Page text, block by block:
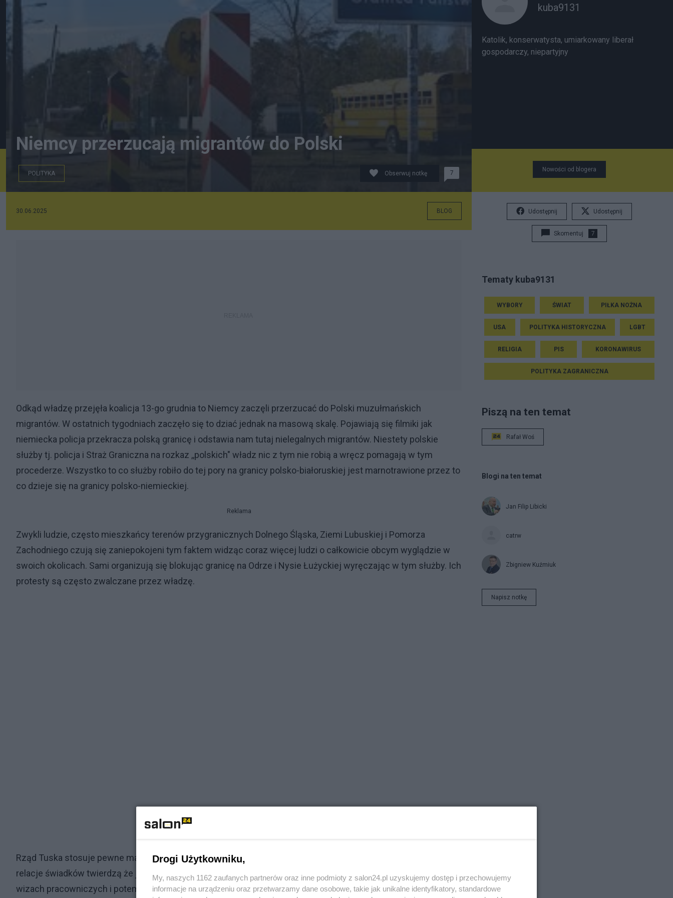
Niemcy przerzucają migrantów do Polski
POLITYKA Obserwuj notkę 7
30.06.2025 BLOG
Odkąd władzę przejęła koalicja 13-go grudnia to Niemcy zaczęli przerzucać do Polski muzułmańskich
migrantów. W ostatnich tygodniach zaczęło się to dziać jednak na masową skalę. Pojawiają się filmiki jak
niemiecka policja przekracza polską granicę i odstawia nam tutaj nielegalnych migrantów. Niestety polskie
służby tj. policja i Straż Graniczna na rozkaz ,,polskich" władz nic z tym nie robią a wręcz pomagają w tym
procederze. Wszystko to co służby robiło do tej pory na granicy polsko-białoruskiej jest marnotrawione przez to
co dzieje się na granicy polsko-niemieckiej.
Reklama
Zwykli ludzie, często mieszkańcy terenów przygranicznych Dolnego Śląska, Ziemi Lubuskiej i Pomorza
Zachodniego czują się zaniepokojeni tym faktem widząc coraz więcej ludzi o całkowicie obcym wyglądzie w
swoich okolicach. Sami organizują się blokując granicę na Odrze i Nysie Łużyckiej wyręczając w tym służby. Ich
protesty są często zwalczane przez władzę.
Rząd Tuska stosuje pewne manipulacje argumentuje że ich jest mało i tylko ci co byli w Polsce - zdjęcia, filmiki i
relacje świadków twierdzą że jest to proceder na dużą skalę. Oraz że to ci co zostali wpuszczeni za PiS na
wizach pracowniczych i potem oni pojechali do Niemiec którzy nam ich teraz odsyłają - to jest manipulacja,
kuba9131
Katolik, konserwatysta, umiarkowany liberał
gospodarczy, niepartyjny
Nowości od blogera
Udostępnij Udostępnij
Skomentuj 7
Tematy kuba9131
WYBORY ŚWIAT PIŁKA NOŻNA
USA POLITYKA HISTORYCZNA LGBT
RELIGIA PIS KORONAWIRUS
POLITYKA ZAGRANICZNA
Piszą na ten temat
Rafał Woś
Blogi na ten temat
Jan Filip Libicki
catrw
Zbigniew Kuźmiuk
Napisz notkę
Drogi Użytkowniku,
My, naszych 1162 zaufanych partnerów oraz inne podmioty z salon24.pl uzyskujemy dostęp i przechowujemy
informacje na urządzeniu oraz przetwarzamy dane osobowe, takie jak unikalne identyfikatory, standardowe